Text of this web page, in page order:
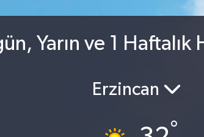
Yarın ve 1
Erzincan
°